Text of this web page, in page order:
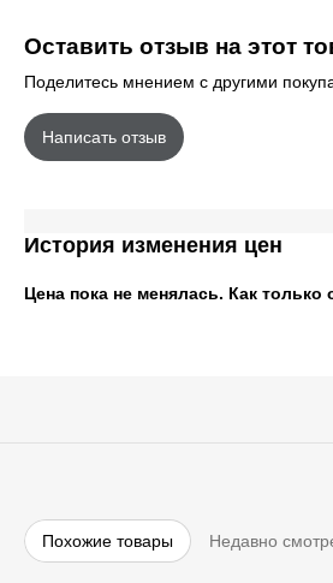
Оставить отзыв на этот
Поделитесь мнением с другими
Написать отзыв
История изменения цен
Цена пока не менялась. Как
Похожие товары Недавно